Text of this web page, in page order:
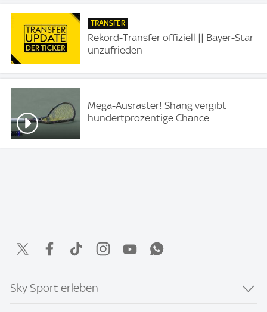
TRANSFER
Rekord-Transfer offiziell || Bayer-Star
unzufrieden
Mega-Ausraster! Shang vergibt
hundertprozentige Chance
Sky Sport erleben